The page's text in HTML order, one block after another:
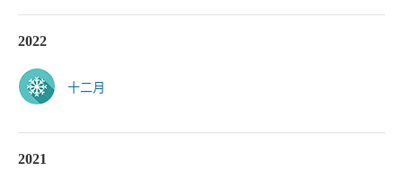
2022
十二月
2021